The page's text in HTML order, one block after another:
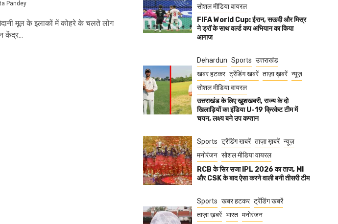
Pandey
मूल के इलाकों में कोहरे के चलते लोग
केंद्र...
सोशल मीडिया वायरल
FIFA World Cup: ईरान, सऊदी और मिस्र
ने ड्रॉ के साथ वर्ल्ड कप अभियान का किया
आगाज
Dehardun Sports उत्तराखंड
खबर हटकर ट्रेंडिंग खबरें ताज़ा ख़बरें न्यूज़
सोशल मीडिया वायरल
उत्तराखंड के लिए खुशखबरी, राज्य के दो
खिलाड़ियों का इंडिया U-19 क्रिकेट टीम में
चयन, लक्ष्य बने उप कप्तान
Sports ट्रेंडिंग खबरें ताज़ा ख़बरें न्यूज़
मनोरंजन सोशल मीडिया वायरल
RCB के सिर सजा IPL 2026 का ताज, MI
और CSK के बाद ऐसा करने वाली बनी तीसरी टीम
Sports खबर हटकर ट्रेंडिंग खबरें
ताज़ा ख़बरें भारत मनोरंजन